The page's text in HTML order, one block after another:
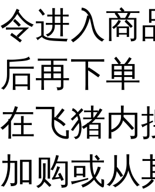
令进入商
后再下单
在飞猪内
加购或从